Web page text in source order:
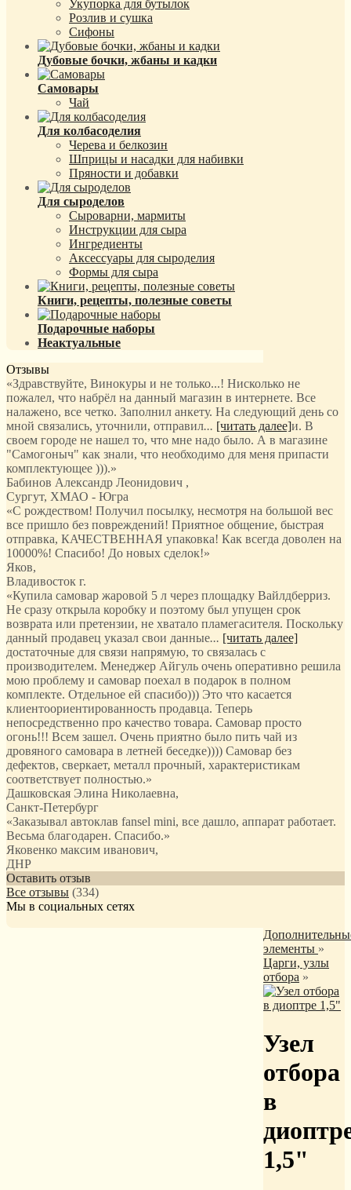
Укупорка для бутылок
Розлив и сушка
Сифоны
Дубовые бочки, жбаны и кадки
Самовары
Чай
Для колбасоделия
Черева и белкозин
Шприцы и насадки для набивки
Пряности и добавки
Для сыроделов
Сыроварни, мармиты
Инструкции для сыра
Ингредиенты
Аксессуары для сыроделия
Формы для сыра
Книги, рецепты, полезные советы
Подарочные наборы
Неактуальные
Отзывы
«Здравствуйте, Винокуры и не только...! Нисколько не
пожалел, что набрёл на данный магазин в интернете. Все
налажено, все четко. Заполнил анкету. На следующий день со
мной связались, уточнили, отправил... [читать далее]и. В
своем городе не нашел то, что мне надо было. А в магазине
"Самогоныч" как знали, что необходимо для меня припасти
комплектующее ))).»
Бабинов Александр Леонидович ,
Сургут, ХМАО - Югра
«С рождеством! Получил посылку, несмотря на большой вес
все пришло без повреждений! Приятное общение, быстрая
отправка, КАЧЕСТВЕННАЯ упаковка! Как всегда доволен на
10000%! Спасибо! До новых сделок!»
Яков,
Владивосток г.
«Купила самовар жаровой 5 л через площадку Вайлдберриз.
Не сразу открыла коробку и поэтому был упущен срок
возврата или претензии, не хватало пламегасителя. Поскольку
данный продавец указал свои данные... [читать далее]
достаточные для связи напрямую, то связалась с
производителем. Менеджер Айгуль очень оперативно решила
мою проблему и самовар поехал в подарок в полном
комплекте. Отдельное ей спасибо))) Это что касается
клиентоориентированность продавца. Теперь
непосредственно про качество товара. Самовар просто
огонь!!! Всем зашел. Очень приятно было пить чай из
дровяного самовара в летней беседке)))) Самовар без
дефектов, сверкает, металл прочный, характеристикам
соответствует полностью.»
Дашковская Элина Николаевна,
Санкт-Петербург
«Заказывал автоклав fansel mini, все дашло, аппарат работает.
Весьма благодарен. Спасибо.»
Яковенко максим иванович,
ДНР
Оставить отзыв
Все отзывы (334)
Мы в социальных сетях
элементы »
Царги, узлы
отбора »
Узел
отбора
в
1,5"